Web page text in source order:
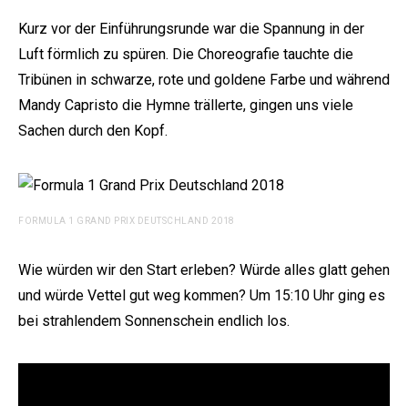
Kurz vor der Einführungsrunde war die Spannung in der
Luft förmlich zu spüren. Die Choreografie tauchte die
Tribünen in schwarze, rote und goldene Farbe und während
Mandy Capristo die Hymne trällerte, gingen uns viele
Sachen durch den Kopf.
FORMULA 1 GRAND PRIX DEUTSCHLAND 2018
Wie würden wir den Start erleben? Würde alles glatt gehen
und würde Vettel gut weg kommen? Um 15:10 Uhr ging es
bei strahlendem Sonnenschein endlich los.